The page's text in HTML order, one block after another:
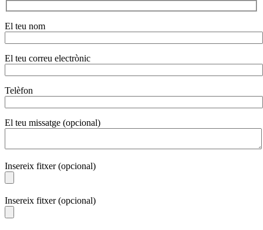
El teu nom
El teu correu electrònic
Telèfon
El teu missatge (opcional)
Insereix fitxer (opcional)
Insereix fitxer (opcional)